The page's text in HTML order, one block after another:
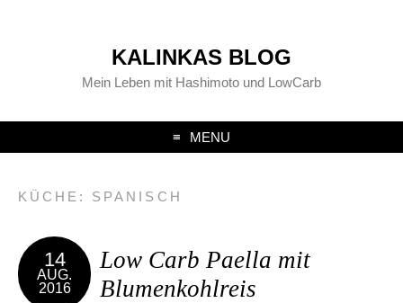
KALINKAS BLOG
Mein Leben mit Hashimoto und LowCarb
MENU
KÜCHE: SPANISCH
14
AUG.
2016
Low Carb Paella mit
Blumenkohlreis